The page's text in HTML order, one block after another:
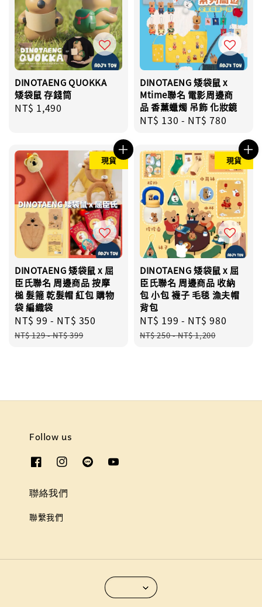
DINOTAENG QUOKKA
矮袋鼠 存錢筒
Regular
NT$ 1,490
DINOTAENG 矮袋鼠 x
Mtime聯名 電影周邊商
品 香薰蠟燭 吊飾 化妝鏡
Regular
NT$ 130 - NT$ 780
現貨
DINOTAENG 矮袋鼠 x 屈
臣氏聯名 周邊商品 按摩
槌 髮箍 乾髮帽 紅包 購物
袋 編織袋
Sale
price
NT$ 99 - NT$ 350
NT$ 129-NT$ 399
現貨
DINOTAENG 矮袋鼠 x 屈
臣氏聯名 周邊商品 收納
包 小包 襪子 毛毯 漁夫帽
背包
Sale
price
NT$ 199 - NT$ 980
NT$ 250-NT$ 1,200
Follow us
聯絡我們
聯繫我們